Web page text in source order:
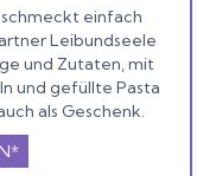
einfach
Leibundseele
und Zutaten, mit
und gefüllte Pasta
als Geschenk.